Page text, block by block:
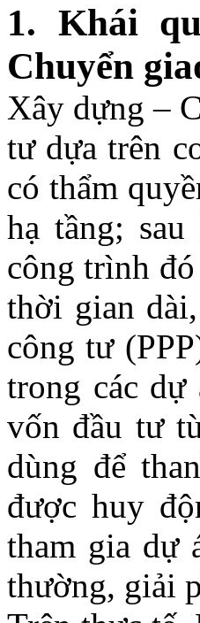
1. Khái
Chuyển
Xây dựng –
tư dựa trên
có thẩm
hạ tầng;
công trình
thời gian
công tư
trong các dự
vốn đầu tư
dùng để
được huy
tham gia dự
thường, giải